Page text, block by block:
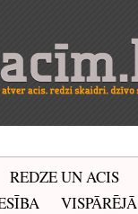
REDZE UN ACIS